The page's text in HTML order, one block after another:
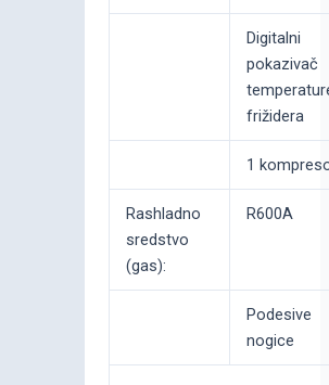
Digitalni
pokazivač
frižidera
1
Rashladno
sredstvo
(gas):
R600A
Podesive
nogice